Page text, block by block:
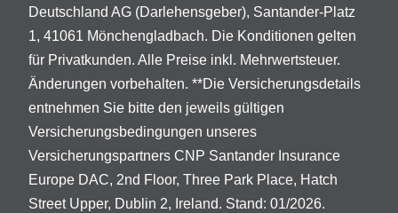
Deutschland AG (Darlehensgeber), Santander-Platz
1, 41061 Mönchengladbach. Die Konditionen gelten
für Privatkunden. Alle Preise inkl. Mehrwertsteuer.
Änderungen vorbehalten. **Die Versicherungsdetails
entnehmen Sie bitte den jeweils gültigen
Versicherungsbedingungen unseres
Versicherungspartners CNP Santander Insurance
Europe DAC, 2nd Floor, Three Park Place, Hatch
Street Upper, Dublin 2, Ireland. Stand: 01/2026.